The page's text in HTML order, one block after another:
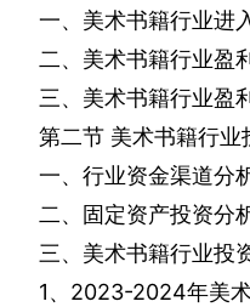
一、美术书籍行业进
二、美术书籍行业盈
三、美术书籍行业盈
第二节 美术书籍行业
一、行业资金渠道分
二、固定资产投资分
三、美术书籍行业投
1、 2023-2024年美